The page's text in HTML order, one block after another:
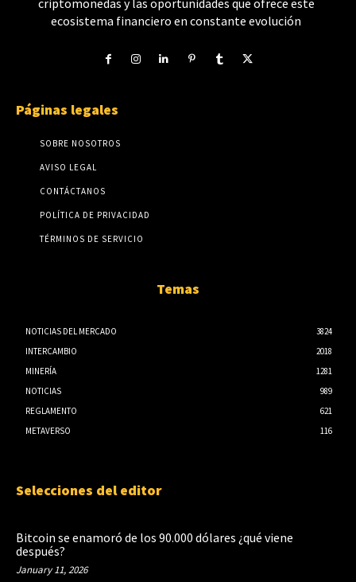
criptomonedas y las oportunidades que ofrece este
ecosistema financiero en constante evolución
Páginas legales
SOBRE NOSOTROS
AVISO LEGAL
CONTÁCTANOS
POLÍTICA DE PRIVACIDAD
TÉRMINOS DE SERVICIO
Temas
NOTICIAS DEL MERCADO
3824
INTERCAMBIO
2018
MINERÍA
1281
NOTICIAS
989
REGLAMENTO
621
METAVERSO
116
Selecciones del editor
Bitcoin se enamoró de los 90.000 dólares ¿qué viene
después?
January 11, 2026